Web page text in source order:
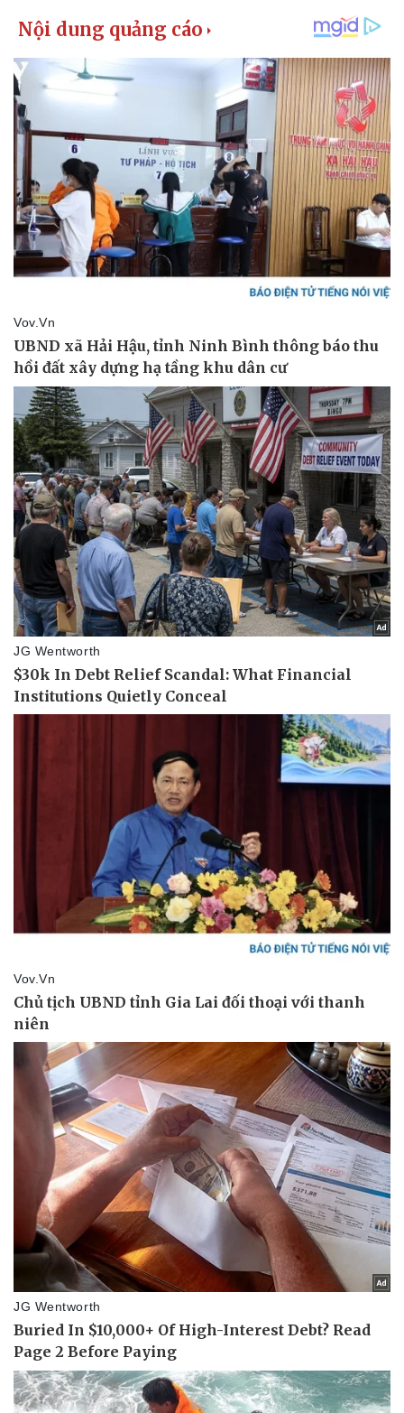
Thể thao
Bóng đá
Lịch thi đấu bóng đá
Thế giới thể thao
eSports
Hậu trường
Ô tô